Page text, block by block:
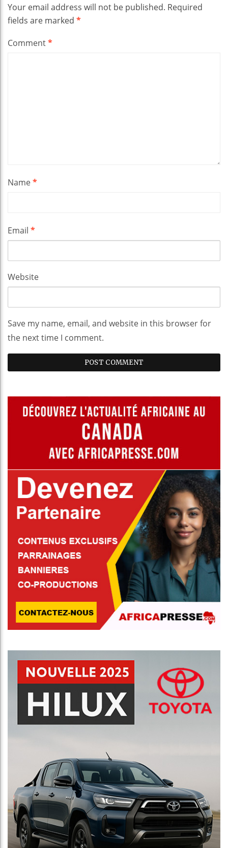
Your email address will not be published. Required
fields are marked *
Comment*
Name*
Email *
Website
Save my name, email, and website in this browser for
the next time I comment.